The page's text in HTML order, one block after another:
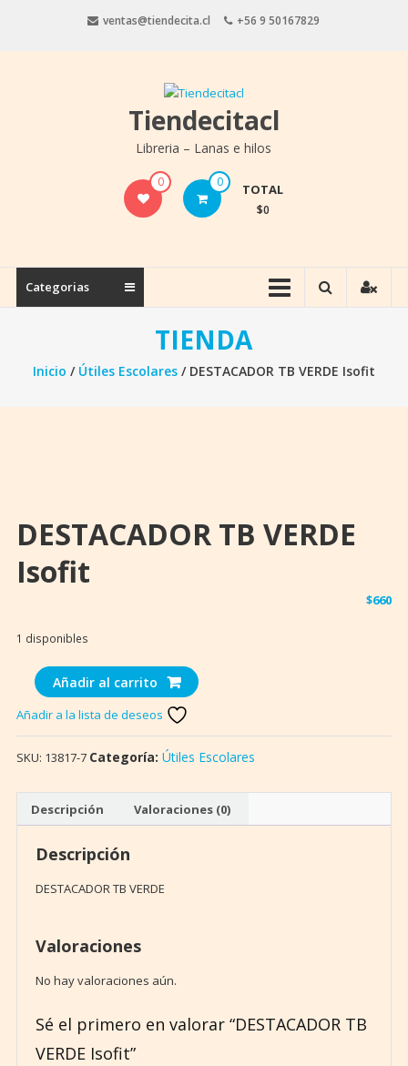
ventas@tiendecita.cl +56 9 50167829
Tiendecitacl
Libreria – Lanas e hilos
0 0 TOTAL
$0
Categorias
TIENDA
Inicio / Útiles Escolares/ DESTACADOR TB VERDE Isofit
DESTACADOR TB VERDE
Isofit
$660
1 disponibles
DESTACADOR
VERDE
Isofit
cantidad
Añadir al carrito
Añadir a la lista de deseos
SKU: 13817-7 Categoría: Útiles Escolares
Descripción Valoraciones (0)
Descripción
DESTACADOR TB VERDE
Valoraciones
No hay valoraciones aún.
Sé el primero en valorar “DESTACADOR TB
VERDE Isofit”